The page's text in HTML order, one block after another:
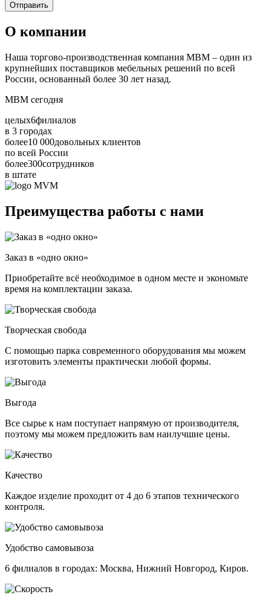
Отправить
О компании
Наша торгово-производственная компания МВМ – один из
крупнейших поставщиков мебельных решений по всей
России, основанный более 30 лет назад.
МВМ сегодня
целых6филиалов
в 3 городах
более10 000довольных клиентов
по всей России
более300сотрудников
в штате
Преимущества работы с нами
Заказ в «одно окно»
Приобретайте всё необходимое в одном месте и экономьте
время на комплектации заказа.
Творческая свобода
С помощью парка современного оборудования мы можем
изготовить элементы практически любой формы.
Выгода
Все сырье к нам поступает напрямую от производителя,
поэтому мы можем предложить вам наилучшие цены.
Качество
Каждое изделие проходит от 4 до 6 этапов технического
контроля.
Удобство самовывоза
6 филиалов в городах: Москва, Нижний Новгород, Киров.